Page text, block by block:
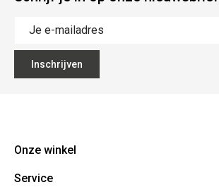
Inschrijven
Onze winkel
PivotDancestore
Service